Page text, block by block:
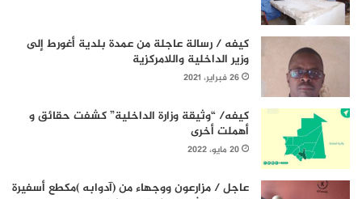
كيفه / رسالة عاجلة من عمدة بلدية أغورط إلى
وزير الداخلية واللامركزية
26 فبراير، 2021
كيفه/ “وثيقة وزارة الداخلية” كشفت حقائق و
أهملت أخرى
20 مايو، 2022
عاجل / مزارعون ووجهاء من (آدوابه )مكطع أسفيرة